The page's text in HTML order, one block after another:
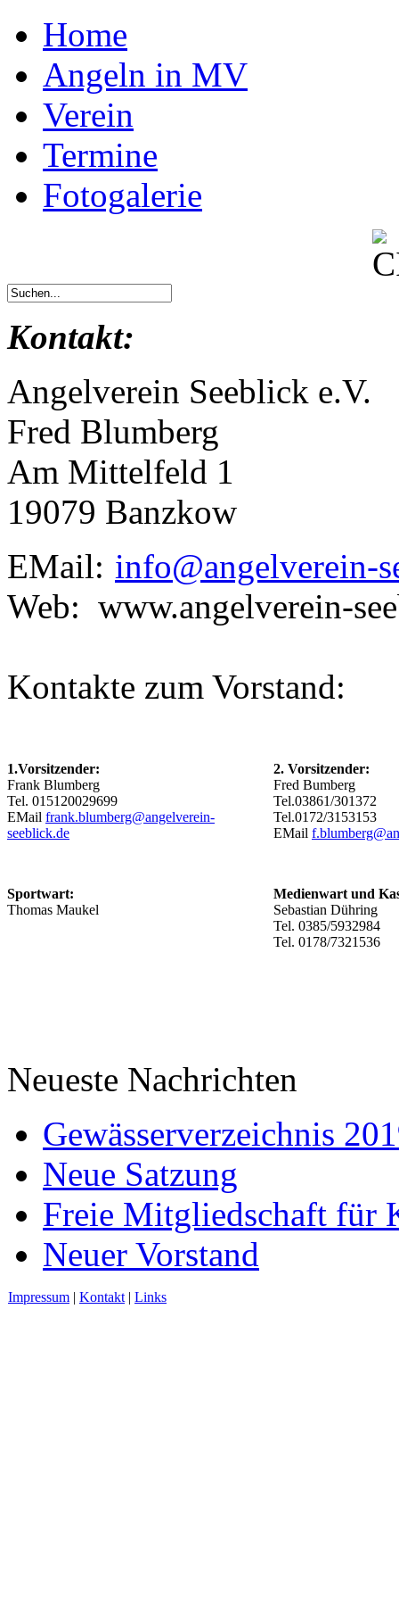
Home
Angeln in MV
Verein
Termine
Fotogalerie
Kontakt:
Angelverein Seeblick e.V.
Fred Blumberg
Am Mittelfeld 1
19079 Banzkow
EMail: info@angelverein-
Web: www.angelverein-
Kontakte zum Vorstand:
1.Vorsitzender:
Frank Blumberg
Tel. 015120029699
EMail frank.blumberg@angelverein-
seeblick.de
2. Vorsitzender:
Fred Bumberg
Tel.03861/301372
Tel.0172/3153153
EMail
Sportwart:
Thomas Maukel
Medienwart und
Sebastian Dühring
Tel. 0385/5932984
Tel. 0178/7321536
Neueste Nachrichten
Gewässerverzeichnis
Neue Satzung
Freie Mitgliedschaft für
Neuer Vorstand
Impressum | Kontakt | Links